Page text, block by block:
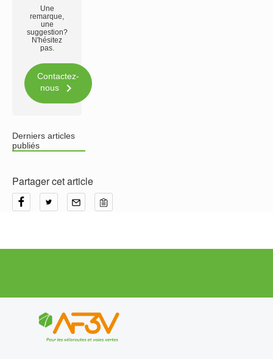
Une
remarque,
une
suggestion?
N'hésitez
pas.
Contactez-
nous

Derniers articles
publiés
Partager cet article